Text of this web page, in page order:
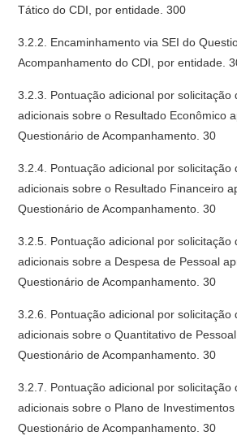
Tático do CDI, por entidade. 300
3.2.2. Encaminhamento via SEI do
Acompanhamento do CDI, por entidade.
3.2.3. Pontuação adicional por solicitação
adicionais sobre o Resultado Econômico
Questionário de Acompanhamento. 30
3.2.4. Pontuação adicional por solicitação
adicionais sobre o Resultado Financeiro
Questionário de Acompanhamento. 30
3.2.5. Pontuação adicional por solicitação
adicionais sobre a Despesa de Pessoal
Questionário de Acompanhamento. 30
3.2.6. Pontuação adicional por solicitação
adicionais sobre o Quantitativo de
Questionário de Acompanhamento. 30
3.2.7. Pontuação adicional por solicitação
adicionais sobre o Plano de
Questionário de Acompanhamento. 30